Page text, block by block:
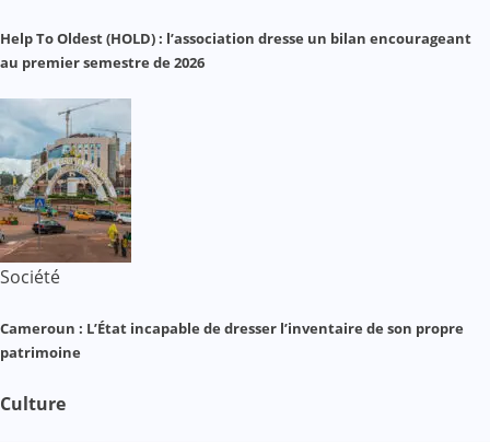
Help To Oldest (HOLD) : l’association dresse un bilan encourageant
au premier semestre de 2026
Société
Cameroun : L’État incapable de dresser l’inventaire de son propre
patrimoine
Culture